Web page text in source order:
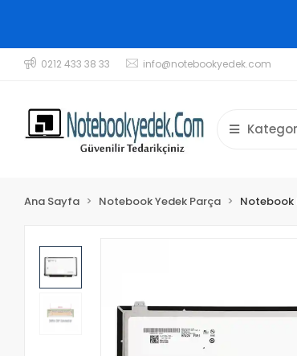
0212 433 38 33 info@notebookyedek.com
Ana Sayfa Notebook Yedek Parça Notebook